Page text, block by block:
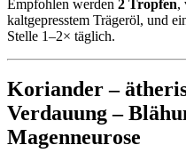
Empfohlen werden 2 Tropfen,
kaltgepresstem Trägeröl, und
Stelle 1–2× täglich.
Koriander –
Verdauung –
Magenneurose